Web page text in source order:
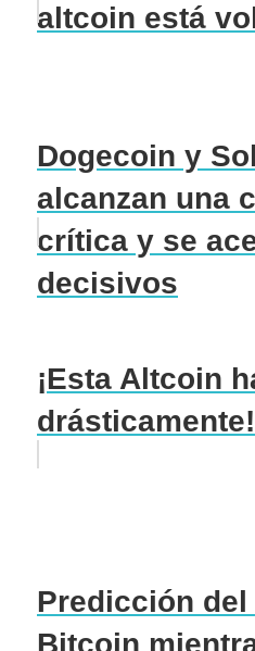
altcoin está
Dogecoin y
alcanzan una
crítica y se
decisivos
¡Esta Altcoin
drásticamente!
Predicción
Bitcoin